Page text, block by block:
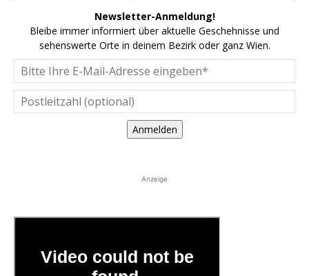
Newsletter-Anmeldung!
Bleibe immer informiert über aktuelle Geschehnisse und
sehenswerte Orte in deinem Bezirk oder ganz Wien.
Anmelden
Anzeige